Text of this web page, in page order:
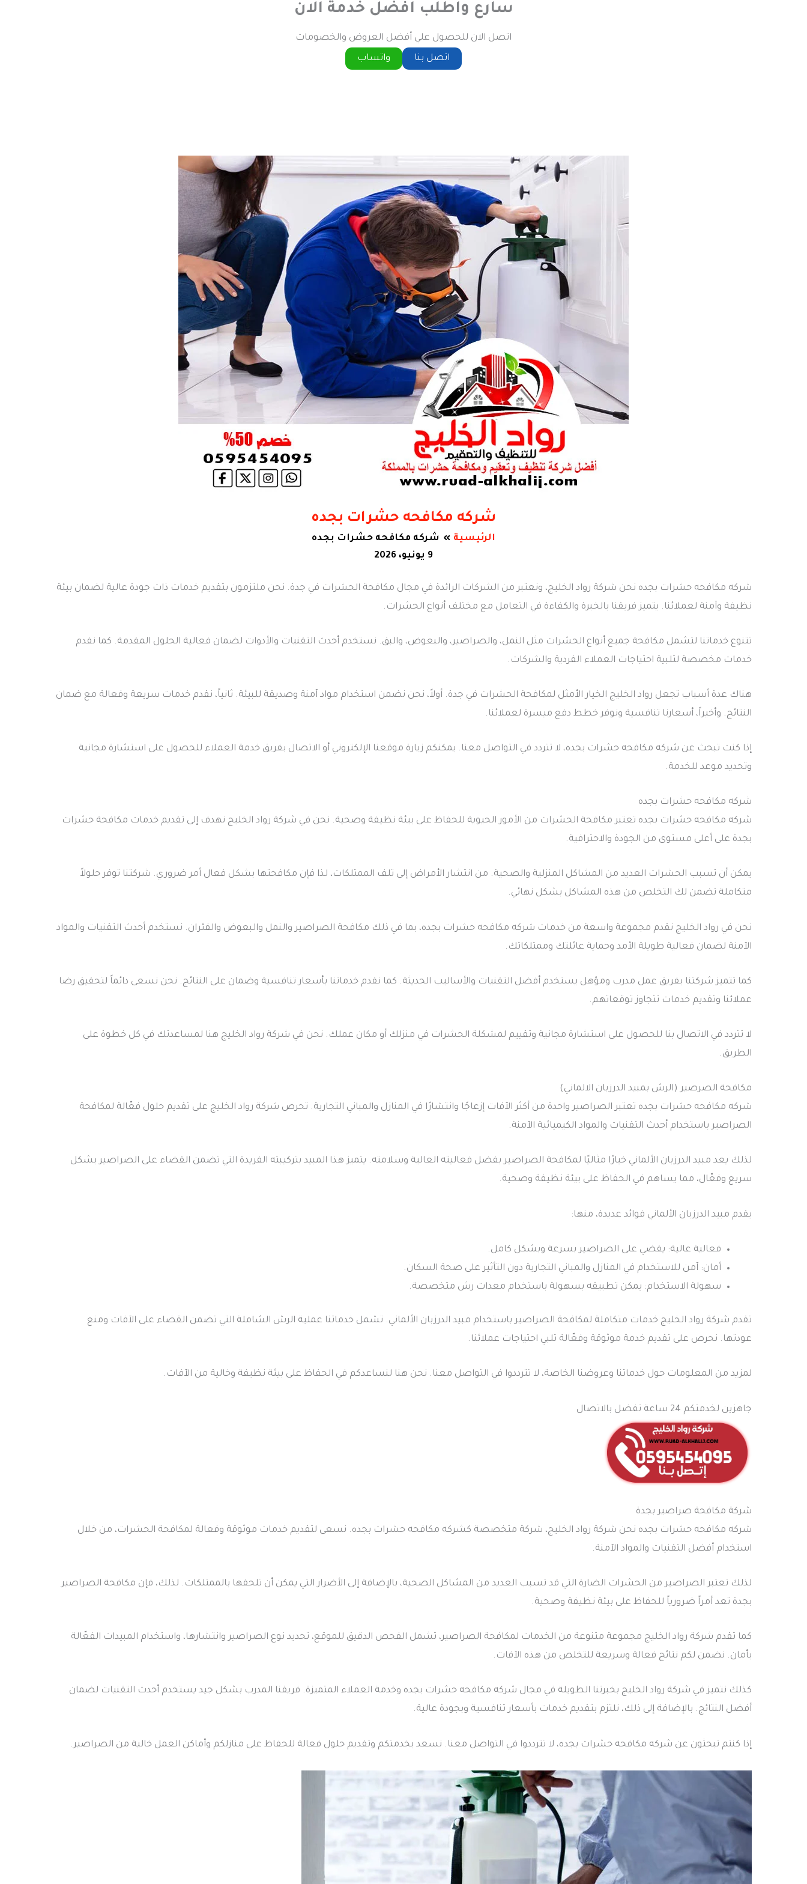
سارع واطلب افضل خدمة الان
اتصل الان للحصول علي أفضل العروض والخصومات
اتصل بنا
واتساب
شركه مكافحه حشرات بجده
الرئيسية
شركه مكافحه حشرات بجده
9 يونيو، 2026
شركه مكافحه حشرات بجده نحن شركة رواد الخليج، ونعتبر من الشركات الرائدة في مجال مكافحة الحشرات في جدة. نحن ملتزمون بتقديم خدمات ذات جودة عالية لضمان بيئة
نظيفة وآمنة لعملائنا. يتميز فريقنا بالخبرة والكفاءة في التعامل مع مختلف أنواع الحشرات.
تتنوع خدماتنا لتشمل مكافحة جميع أنواع الحشرات مثل النمل، والصراصير، والبعوض، والبق. نستخدم أحدث التقنيات والأدوات لضمان فعالية الحلول المقدمة. كما نقدم
خدمات مخصصة لتلبية احتياجات العملاء الفردية والشركات.
هناك عدة أسباب تجعل رواد الخليج الخيار الأمثل لمكافحة الحشرات في جدة. أولاً، نحن نضمن استخدام مواد آمنة وصديقة للبيئة. ثانياً، نقدم خدمات سريعة وفعالة مع ضمان
النتائج. وأخيراً، أسعارنا تنافسية ونوفر خطط دفع ميسرة لعملائنا.
إذا كنت تبحث عن شركه مكافحه حشرات بجده، لا تتردد في التواصل معنا. يمكنكم زيارة موقعنا الإلكتروني أو الاتصال بفريق خدمة العملاء للحصول على استشارة مجانية
وتحديد موعد للخدمة.
شركه مكافحه حشرات بجده
شركه مكافحه حشرات بجده تعتبر مكافحة الحشرات من الأمور الحيوية للحفاظ على بيئة نظيفة وصحية. نحن في شركة رواد الخليج نهدف إلى تقديم خدمات مكافحة حشرات
بجدة على أعلى مستوى من الجودة والاحترافية.
يمكن أن تسبب الحشرات العديد من المشاكل المنزلية والصحية. من انتشار الأمراض إلى تلف الممتلكات، لذا فإن مكافحتها بشكل فعال أمر ضروري. شركتنا توفر حلولاً
متكاملة تضمن لك التخلص من هذه المشاكل بشكل نهائي.
نحن في رواد الخليج نقدم مجموعة واسعة من خدمات شركه مكافحه حشرات بجده، بما في ذلك مكافحة الصراصير والنمل والبعوض والفئران. نستخدم أحدث التقنيات والمواد
الآمنة لضمان فعالية طويلة الأمد وحماية عائلتك وممتلكاتك.
كما تتميز شركتنا بفريق عمل مدرب ومؤهل يستخدم أفضل التقنيات والأساليب الحديثة. كما نقدم خدماتنا بأسعار تنافسية وضمان على النتائج. نحن نسعى دائماً لتحقيق رضا
عملائنا وتقديم خدمات تتجاوز توقعاتهم.
لا تتردد في الاتصال بنا للحصول على استشارة مجانية وتقييم لمشكلة الحشرات في منزلك أو مكان عملك. نحن في شركة رواد الخليج هنا لمساعدتك في كل خطوة على
الطريق.
مكافحة الصرصير (الرش بمبيد الدرزبان الالماني)
شركه مكافحه حشرات بجده تعتبر الصراصير واحدة من أكثر الآفات إزعاجًا وانتشارًا في المنازل والمباني التجارية. تحرص شركة رواد الخليج على تقديم حلول فعّالة لمكافحة
الصراصير باستخدام أحدث التقنيات والمواد الكيميائية الآمنة.
لذلك يعد مبيد الدرزبان الألماني خيارًا مثاليًا لمكافحة الصراصير بفضل فعاليته العالية وسلامته. يتميز هذا المبيد بتركيبته الفريدة التي تضمن القضاء على الصراصير بشكل
سريع وفعّال، مما يساهم في الحفاظ على بيئة نظيفة وصحية.
يقدم مبيد الدرزبان الألماني فوائد عديدة، منها:
فعالية عالية: يقضي على الصراصير بسرعة وبشكل كامل.
أمان: آمن للاستخدام في المنازل والمباني التجارية دون التأثير على صحة السكان.
سهولة الاستخدام: يمكن تطبيقه بسهولة باستخدام معدات رش متخصصة.
تقدم شركة رواد الخليج خدمات متكاملة لمكافحة الصراصير باستخدام مبيد الدرزبان الألماني. تشمل خدماتنا عملية الرش الشاملة التي تضمن القضاء على الآفات ومنع
عودتها. نحرص على تقديم خدمة موثوقة وفعّالة تلبي احتياجات عملائنا.
لمزيد من المعلومات حول خدماتنا وعروضنا الخاصة، لا تترددوا في التواصل معنا. نحن هنا لنساعدكم في الحفاظ على بيئة نظيفة وخالية من الآفات.
جاهزين لخدمتكم 24 ساعة تفضل بالاتصال
شركة مكافحة صراصير بجدة
شركه مكافحه حشرات بجده نحن شركة رواد الخليج، شركة متخصصة كشركه مكافحه حشرات بجده. نسعى لتقديم خدمات موثوقة وفعالة لمكافحة الحشرات، من خلال
استخدام أفضل التقنيات والمواد الآمنة.
لذلك تعتبر الصراصير من الحشرات الضارة التي قد تسبب العديد من المشاكل الصحية، بالإضافة إلى الأضرار التي يمكن أن تلحقها بالممتلكات. لذلك، فإن مكافحة الصراصير
بجدة تعد أمراً ضرورياً للحفاظ على بيئة نظيفة وصحية.
كما تقدم شركة رواد الخليج مجموعة متنوعة من الخدمات لمكافحة الصراصير، تشمل الفحص الدقيق للموقع، تحديد نوع الصراصير وانتشارها، واستخدام المبيدات الفعّالة
بأمان. نضمن لكم نتائج فعالة وسريعة للتخلص من هذه الآفات.
كذلك نتميز في شركة رواد الخليج بخبرتنا الطويلة في مجال شركه مكافحه حشرات بجده وخدمة العملاء المتميزة. فريقنا المدرب بشكل جيد يستخدم أحدث التقنيات لضمان
أفضل النتائج. بالإضافة إلى ذلك، نلتزم بتقديم خدمات بأسعار تنافسية وبجودة عالية.
إذا كنتم تبحثون عن شركه مكافحه حشرات بجده، لا تترددوا في التواصل معنا. نسعد بخدمتكم وتقديم حلول فعالة للحفاظ على منازلكم وأماكن العمل خالية من الصراصير.